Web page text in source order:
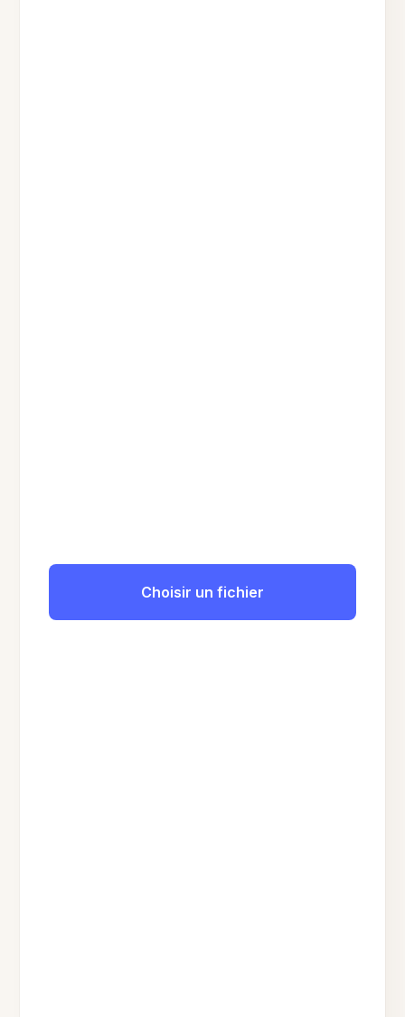
Choisir un fichier